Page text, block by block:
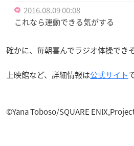
2016.08.09 00:08
これなら運動できる気がする
確かに、毎朝喜んでラジオ体操でき
上映館など、詳細情報は公式サイト
©Yana Toboso/SQUARE